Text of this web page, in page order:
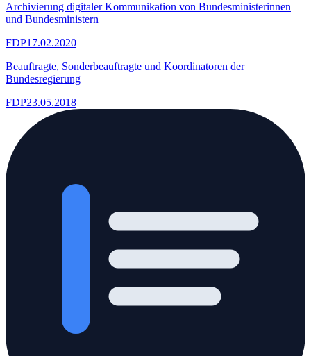
Archivierung digitaler Kommunikation von Bundesministerinnen
und Bundesministern
FDP17.02.2020
Beauftragte, Sonderbeauftragte und Koordinatoren der
Bundesregierung
FDP23.05.2018